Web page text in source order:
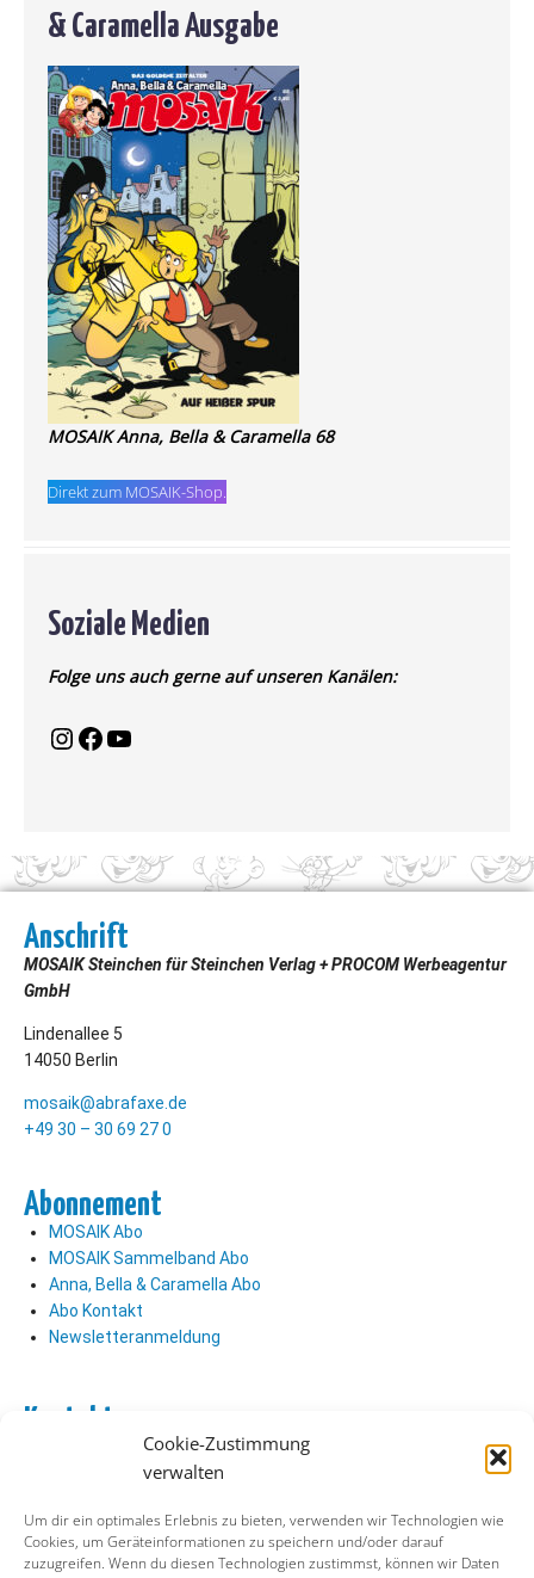
Cookie-Zustimmung
verwalten
Um dir ein optimales Erlebnis zu bieten, verwenden wir Technologien wie
Cookies, um Geräteinformationen zu speichern und/oder darauf
zuzugreifen. Wenn du diesen Technologien zustimmst, können wir Daten
& Caramella Ausgabe
MOSAIK Anna, Bella & Caramella 68
Direkt zum MOSAIK-Shop.
Soziale Medien
Folge uns auch gerne auf unseren Kanälen:
Anschrift
MOSAIK Steinchen für Steinchen Verlag + PROCOM Werbeagentur
GmbH
Lindenallee 5
14050 Berlin
mosaik@abrafaxe.de
+49 30 – 30 69 27 0
Abonnement
MOSAIK Abo
MOSAIK Sammelband Abo
Anna, Bella & Caramella Abo
Abo Kontakt
Newsletteranmeldung
Kontakt
Verlag Kontakt